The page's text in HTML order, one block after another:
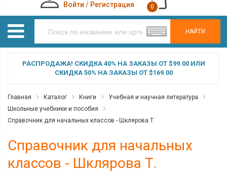
НАЙТИ
Войти / Регистрация 0
РАСПРОДАЖА! СКИДКА 40% НА ЗАКАЗЫ ОТ $99.00 ИЛИ
СКИДКА 50% НА ЗАКАЗЫ ОТ $169.00
Главная Каталог Книги
Учебная и научная литература
Школьные учебники и пособия
Справочник для начальных классов - Шклярова Т.
Справочник для начальных
классов - Шклярова Т.